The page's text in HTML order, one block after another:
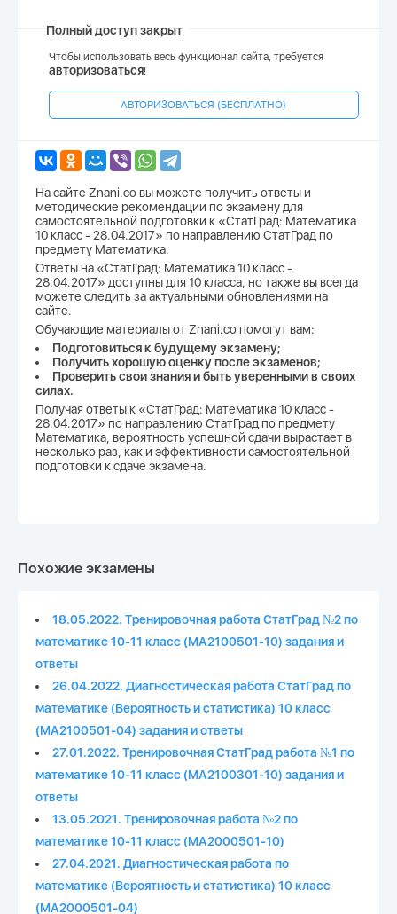
Полный доступ закрыт
Чтобы использовать весь функционал сайта, требуется
авторизоваться!
АВТОРИЗОВАТЬСЯ (БЕСПЛАТНО)
На сайте Znani.co вы можете получить ответы и
методические рекомендации по экзамену для
самостоятельной подготовки к «СтатГрад: Математика
10 класс - 28.04.2017» по направлению СтатГрад по
предмету Математика.
Ответы на «СтатГрад: Математика 10 класс -
28.04.2017» доступны для 10 класса, но также вы всегда
можете следить за актуальными обновлениями на
сайте.
Обучающие материалы от Znani.co помогут вам:
Подготовиться к будущему экзамену;
Получить хорошую оценку после экзаменов;
Проверить свои знания и быть уверенными в своих
силах.
Получая ответы к «СтатГрад: Математика 10 класс -
28.04.2017» по направлению СтатГрад по предмету
Математика, вероятность успешной сдачи вырастает в
несколько раз, как и эффективности самостоятельной
подготовки к сдаче экзамена.
Похожие экзамены
18.05.2022. Тренировочная работа СтатГрад №2 по
математике 10-11 класс (МА2100501-10) задания и
ответы
26.04.2022. Диагностическая работа СтатГрад по
математике (Вероятность и статистика) 10 класс
(МА2100501-04) задания и ответы
27.01.2022. Тренировочная СтатГрад работа №1 по
математике 10-11 класс (МА2100301-10) задания и
ответы
13.05.2021. Тренировочная работа №2 по
математике 10-11 класс (МА2000501-10)
27.04.2021. Диагностическая работа по
математике (Вероятность и статистика) 10 класс
(МА2000501-04)